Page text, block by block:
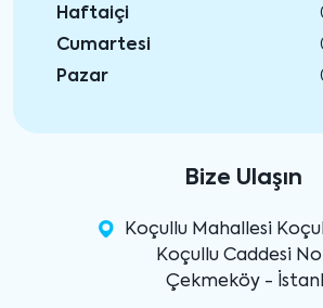
Haftaiçi
Cumartesi
Pazar
Bize Ulaşın
Koçullu Mahallesi
Koçullu Caddesi No
Çekmeköy -